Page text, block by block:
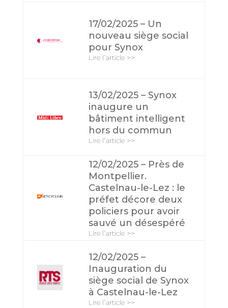
17/02/2025 – Un
nouveau siège social
pour Synox
Lire l’article >>
13/02/2025 – Synox
inaugure un
bâtiment intelligent
hors du commun
Lire l’article >>
12/02/2025 – Près de
Montpellier.
Castelnau-le-Lez : le
préfet décore deux
policiers pour avoir
sauvé un désespéré
Lire l’article >>
12/02/2025 –
Inauguration du
siège social de Synox
à Castelnau-le-Lez
Lire l’article >>